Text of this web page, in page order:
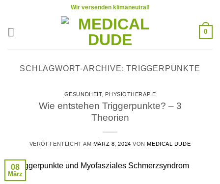
springen
Wir versenden klimaneutral!
0
SCHLAGWORT-ARCHIVE:TRIGGERPUNKTE
GESUNDHEIT, PHYSIOTHERAPIE
Wie entstehen Triggerpunkte? – 3
Theorien
VERÖFFENTLICHT AM MÄRZ 8, 2024 VONMEDICAL DUDE
08
März